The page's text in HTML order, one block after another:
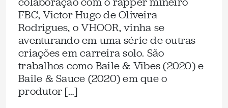
FBC, Victor Hugo de Oliveira
Rodrigues, o VHOOR, vinha se
aventurando em uma série de outras
criações em carreira solo. São
trabalhos como Baile & Vibes (2020) e
Baile & Sauce (2020) em que o
produtor […]